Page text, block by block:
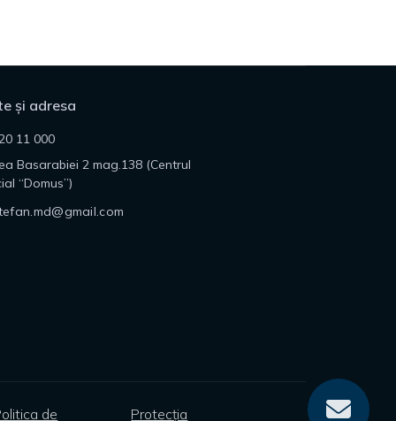
și adresa
11 000
Basarabiei 2 mag.138 (Centrul
“Domus”)
de Protecția